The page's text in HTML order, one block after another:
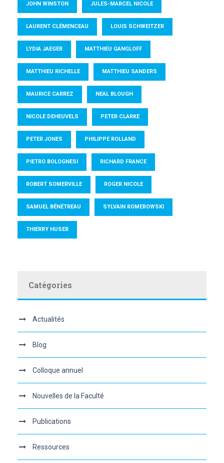
JOHN WINSTON JULES-MARCEL NICOLE
LAURENT CLÉMENCEAU LOUIS SCHWEITZER
LYDIA JAEGER MATTHIEU GANGLOFF
MATTHIEU RICHELLE MATTHIEU SANDERS
MAURICE CARREZ NEAL BLOUGH
NICOLE DEHEUVELS PETER CLARKE
PETER JONES PHILIPPE ROLLAND
PIETRO BOLOGNESI RICHARD FRANCE
ROBERT SOMERVILLE ROGER NICOLE
SAMUEL BÉNÉTREAU SYLVAIN ROMEROWSKI
THIERRY HUSER
Catégories
Actualités
Blog
Colloque annuel
Nouvelles de la Faculté
Publications
Ressources